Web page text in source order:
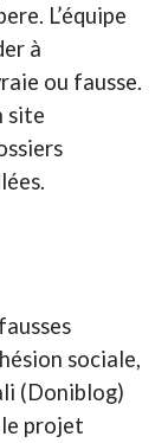
L’équipe
à
ou fausse.
site
sociale,
(Doniblog)
projet